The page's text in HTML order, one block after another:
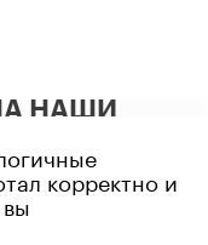
НАШИ
корректно и